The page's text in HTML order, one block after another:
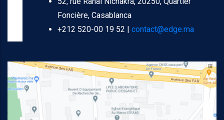
Foncière, Casablanca
+212 520-00 19 52 | contact@edge.ma